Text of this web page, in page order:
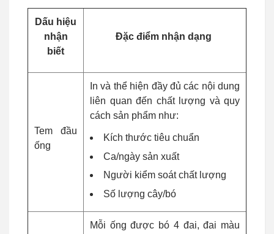
Dấu hiệu
nhận
biết
Đặc điểm nhận dạng
Tem đầu
ống
In và thể hiện đầy đủ các nội dung
liên quan đến chất lượng và quy
cách sản phẩm như:
Kích thước tiêu chuẩn
Ca/ngày sản xuất
Người kiểm soát chất lượng
Số lượng cây/bó
Mỗi ống được bó 4 đai, đai màu